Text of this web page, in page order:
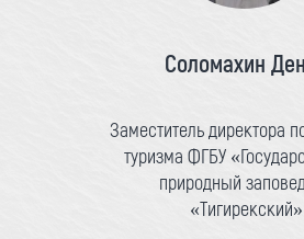
Соломахин
Заместитель директора
туризма ФГБУ
природный
«Тигирекский»